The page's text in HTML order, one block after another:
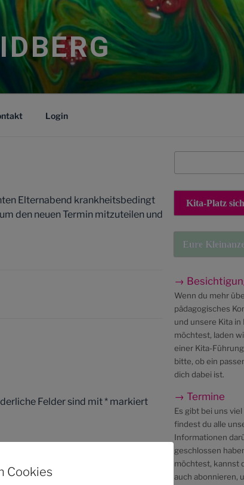
Login
Elternabend krankheitsbedingt
den neuen Termin mitzuteilen und
Felder sind mit* markiert
Kita-Platz
Eure
→
Wenn du mehr
pädagogisches
und unsere Kita
möchtest, laden
einer Kita-
bitte, ob ein
dich dabei ist.
→ Termine
Es gibt bei uns
findest du alle
Informationen
geschlossen
möchtest, kannst
auch abonnieren,
Cookies